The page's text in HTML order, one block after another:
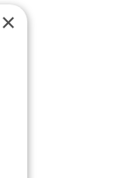
×